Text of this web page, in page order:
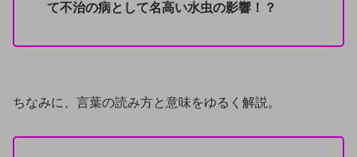
て不治の病として名高い水虫の影響！？
ちなみに、言葉の読み方と意味をゆるく解説。